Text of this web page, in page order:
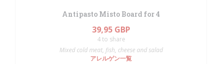
Antipasto Misto Board for 4
39,95 GBP
4 to share
Mixed cold meat, fish, cheese and salad
アレルゲン一覧